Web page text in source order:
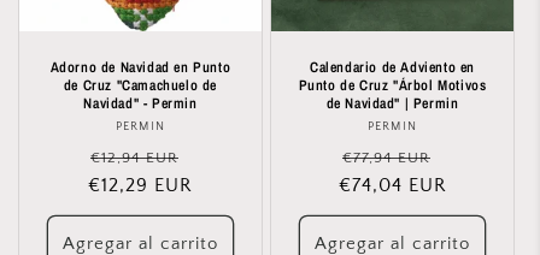
Adorno de Navidad en Punto
de Cruz "Camachuelo de
Navidad" - Permin
Proveedor:
PERMIN
Precio
habitual
€12,94 EUR
de
oferta
€12,29 EUR
Agregar al carrito
Calendario de Adviento en
Punto de Cruz "Árbol Motivos
de Navidad" | Permin
Proveedor:
PERMIN
Precio
habitual
€77,94 EUR
de
oferta
€74,04 EUR
Agregar al carrito